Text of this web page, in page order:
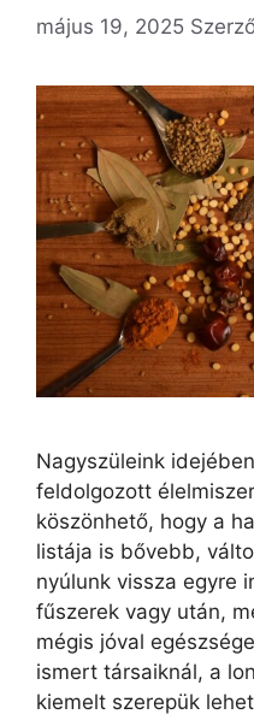
május 19, 2025
Nagyszüleink
feldolgozott
köszönhető, hogy a
listája is bővebb,
nyúlunk vissza egyre
fűszerek vagy után,
mégis jóval
ismert társaiknál, a
kiemelt szerepük